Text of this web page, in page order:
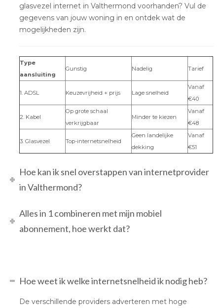
glasvezel internet in Valthermond voorhanden? Vul de
gegevens van jouw woning in en ontdek wat de
mogelijkheden zijn.
Type
aansluiting
Gunstig Nadelig Tarief
1. ADSL Keuzevrijheid + prijs Lage snelheid
Vanaf
€40
2. Kabel
Op grote schaal
verkrijgbaar
Minder te kiezen
Vanaf
€48
3. Glasvezel Top-internetsnelheid
Geen landelijke
dekking
Vanaf
€51
Hoe kan ik snel overstappen van internetprovider
in Valthermond?
Alles in 1 combineren met mijn mobiel
abonnement, hoe werkt dat?
Hoe weet ik welke internetsnelheid ik nodig heb?
De verschillende providers adverteren met hoge